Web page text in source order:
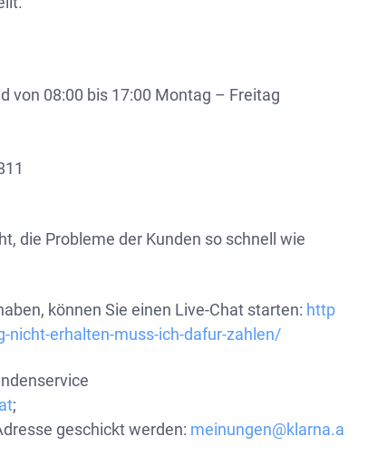
von 08:00 bis 17:00 Montag – Freitag
die Probleme der Kunden so schnell wie
können Sie einen Live-Chat starten: http
erhalten-muss-ich-dafur-zahlen/
;
geschickt werden: meinungen@klarna.a